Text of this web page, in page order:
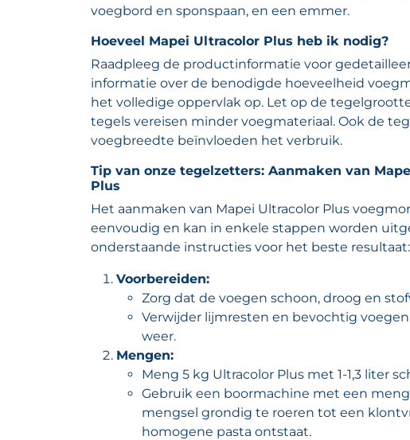
voegbord en sponspaan, en een emmer.
Hoeveel Mapei Ultracolor Plus heb ik nodig?
Raadpleeg de productinformatie voor
informatie over de benodigde hoeveelheid
het volledige oppervlak op. Let op de
tegels vereisen minder voegmateriaal. Ook de
voegbreedte beïnvloeden het verbruik.
Tip van onze tegelzetters: Aanmaken van
Plus
Het aanmaken van Mapei Ultracolor Plus
eenvoudig en kan in enkele stappen worden
onderstaande instructies voor het beste resultaat:
Voorbereiden:
Zorg dat de voegen schoon, droog en
Verwijder lijmresten en bevochtig
weer.
Mengen:
Meng 5 kg Ultracolor Plus met 1-1,3 liter
Gebruik een boormachine met een
mengsel grondig te roeren tot een
homogene pasta ontstaat.